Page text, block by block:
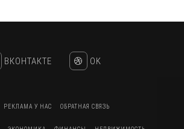
ВКОНТАКТЕ OK
РЕКЛАМА У НАС ОБРАТНАЯ СВЯЗЬ